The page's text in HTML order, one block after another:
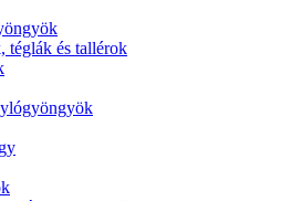
téglák és tallérok